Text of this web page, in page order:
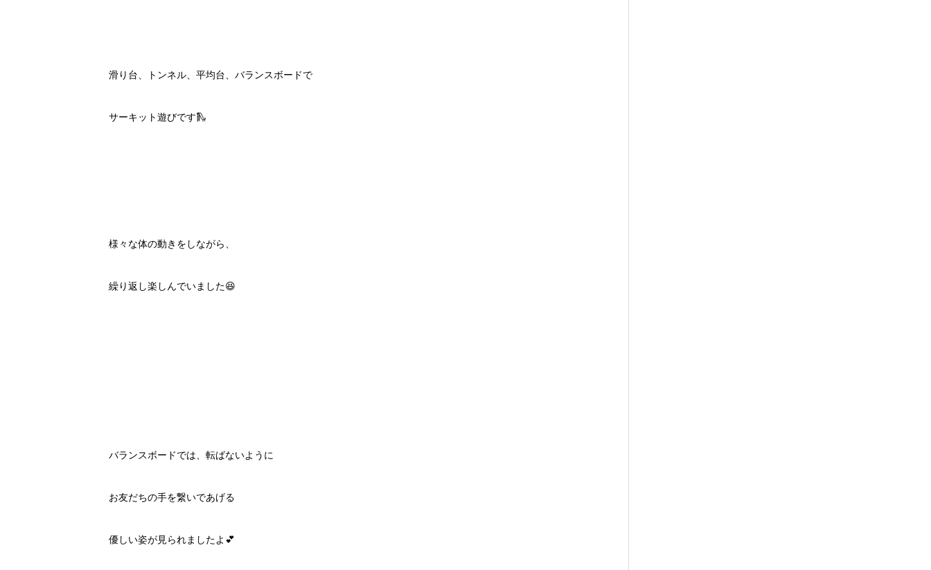
滑り台、トンネル、平均台、バランスボードで
サーキット遊びです🛝
様々な体の動きをしながら、
繰り返し楽しんでいました😆
バランスボードでは、転ばないように
お友だちの手を繋いであげる
優しい姿が見られましたよ💕